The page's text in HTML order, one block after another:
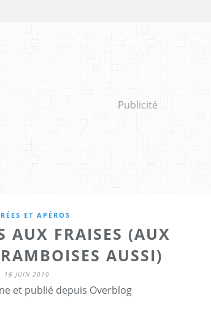
Publicité
ET APÉROS
AUX FRAISES (AUX
AUSSI)
16 JUIN 2010
et publié depuis Overblog